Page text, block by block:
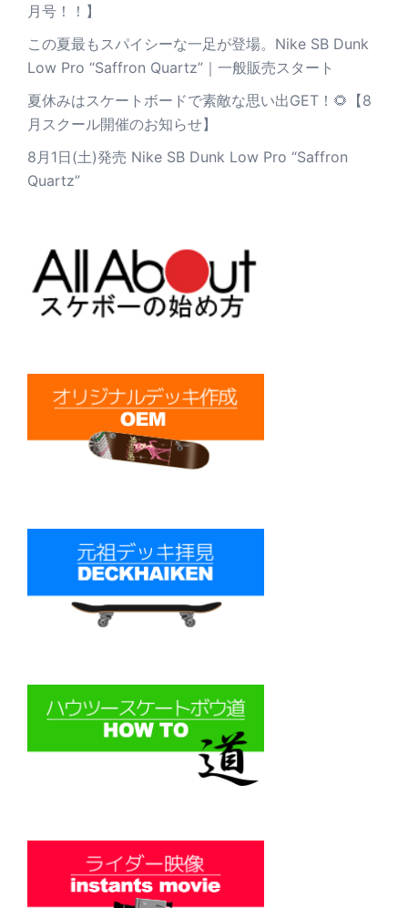
月号！！】
この夏最もスパイシーな一足が登場。Nike SB Dunk
Low Pro “Saffron Quartz”｜一般販売スタート
夏休みはスケートボードで素敵な思い出GET！🌻【8
月スクール開催のお知らせ】
8月1日(土)発売 Nike SB Dunk Low Pro “Saffron
Quartz”